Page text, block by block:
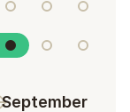
September